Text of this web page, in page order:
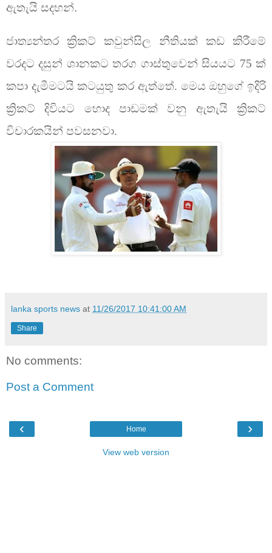
ඇතැයි සදහන්.
ජාත්‍යන්තර ක්‍රිකට් කවුන්සිල නීතියක් කඩ කිරීමේ
වරදට දසුන් ශානකට තරග ගාස්තුවෙන් සියයට 75 ක්
කපා දැමීමටයි කටයුතු කර ඇත්තේ. මෙය ඔහුගේ ඉදිරි
ක්‍රිකට් දිවියට හොද පාඩමක් වනු ඇතැයි ක්‍රිකට්
විචාරකයින් පවසනවා.
lanka sports news at 11/26/2017 10:41:00 AM
Share
No comments:
Post a Comment
‹ ›
Home
View web version